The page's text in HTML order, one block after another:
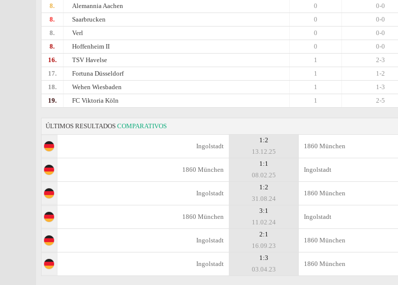
8. Alemannia Aachen 0-0
0
8.
Saarbrucken 0-0
0
8.
Verl 0-0
0
8.
Hoffenheim II 0-0
0
16.
TSV Havelse 2-3
1
17.
Fortuna Düsseldorf 1-2
1
18.
Wehen Wiesbaden 1-3
1
19.
FC Viktoria Köln 2-5
1
ÚLTIMOS RESULTADOS COMPARATIVOS
Ingolstadt
1:2
13.12.25
1860 München
1860 München
1:1
08.02.25
Ingolstadt
Ingolstadt
1:2
31.08.24
1860 München
1860 München
3:1
11.02.24
Ingolstadt
Ingolstadt
2:1
16.09.23
1860 München
Ingolstadt
1:3
03.04.23
1860 München